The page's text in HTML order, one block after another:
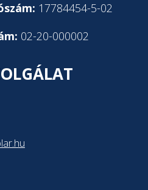
17784454-5-02
02-20-000002